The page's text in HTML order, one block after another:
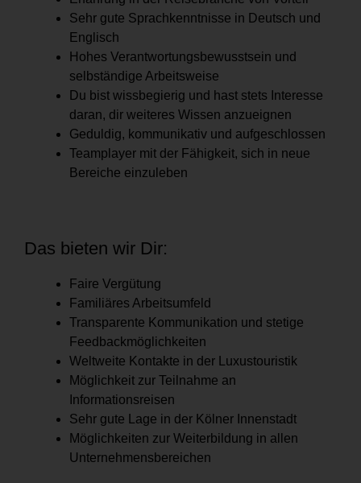
Sehr gute Sprachkenntnisse in Deutsch und
Englisch
Hohes Verantwortungsbewusstsein und
selbständige Arbeitsweise
Du bist wissbegierig und hast stets Interesse
daran, dir weiteres Wissen anzueignen
Geduldig, kommunikativ und aufgeschlossen
Teamplayer mit der Fähigkeit, sich in neue
Bereiche einzuleben
Das bieten wir Dir:
Faire Vergütung
Familiäres Arbeitsumfeld
Transparente Kommunikation und stetige
Feedbackmöglichkeiten
Weltweite Kontakte in der Luxustouristik
Möglichkeit zur Teilnahme an
Informationsreisen
Sehr gute Lage in der Kölner Innenstadt
Möglichkeiten zur Weiterbildung in allen
Unternehmensbereichen